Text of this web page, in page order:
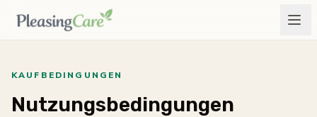
KAUFBEDINGUNGEN
Nutzungsbedingungen